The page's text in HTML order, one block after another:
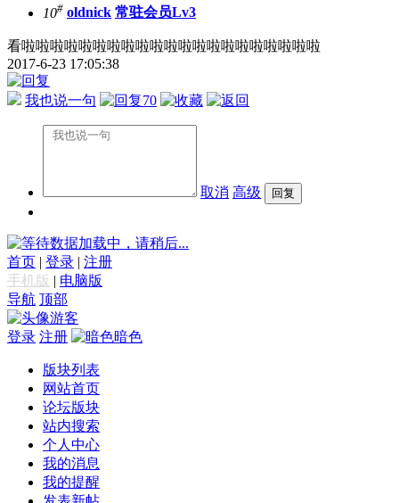
10# oldnick 常驻会员Lv3
看啦啦啦啦啦啦啦啦啦啦啦啦啦啦啦啦啦啦啦啦啦
2017-6-23 17:05:38
我也说一句 70
取消 高级
数据加载中，请稍后...
首页 | 登录 | 注册
手机版 | 电脑版
导航 顶部
游客
登录 注册 暗色
版块列表
网站首页
论坛版块
站内搜索
个人中心
我的消息
我的提醒